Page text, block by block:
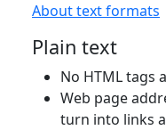
About text formats
Plain text
No HTML tags
Web page
turn into links